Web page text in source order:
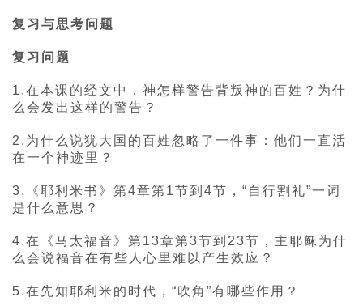
复习与思考问题
复习问题
1.在本课的经文中，神怎样警告背叛神的百姓？为什
么会发出这样的警告？
2.为什么说犹大国的百姓忽略了一件事：他们一直活
在一个神迹里？
3.《耶利米书》第4章第1节到4节，“自行割礼”一词
是什么意思？
4.在《马太福音》第13章第3节到23节，主耶稣为什
么会说福音在有些人心里难以产生效应？
5.在先知耶利米的时代，“吹角”有哪些作用？